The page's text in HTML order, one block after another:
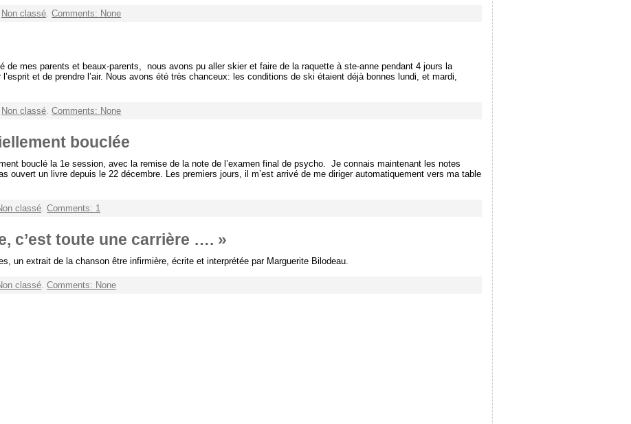
Non classé.Comments: None
de mes parents et beaux-parents, nous avons pu aller skier et faire de la raquette à ste-anne pendant 4 jours la
l’esprit et de prendre l’air. Nous avons été très chanceux: les conditions de ski étaient déjà bonnes lundi, et mardi,
Non classé.Comments: None
bouclée
bouclé la 1e session, avec la remise de la note de l’examen final de psycho. Je connais maintenant les notes
ouvert un livre depuis le 22 décembre. Les premiers jours, il m’est arrivé de me diriger automatiquement vers ma table
classé.Comments: 1
c’est toute une carrière …. »
un extrait de la chanson être infirmière, écrite et interprétée par Marguerite Bilodeau.
classé.Comments: None